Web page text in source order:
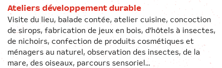
Ateliers développement durable
Visite du lieu, balade contée, atelier cuisine, concoction
de sirops, fabrication de jeux en bois, d’hôtels à insectes,
de nichoirs, confection de produits cosmétiques et
ménagers au naturel, observation des insectes, de la
mare, des oiseaux, parcours sensoriel…